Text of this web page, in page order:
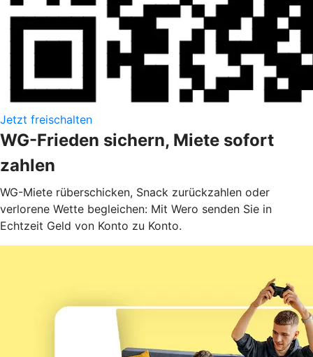
Jetzt freischalten
WG-Frieden sichern, Miete sofort
zahlen
WG-Miete rüberschicken, Snack zurückzahlen oder
verlorene Wette begleichen: Mit Wero senden Sie in
Echtzeit Geld von Konto zu Konto.